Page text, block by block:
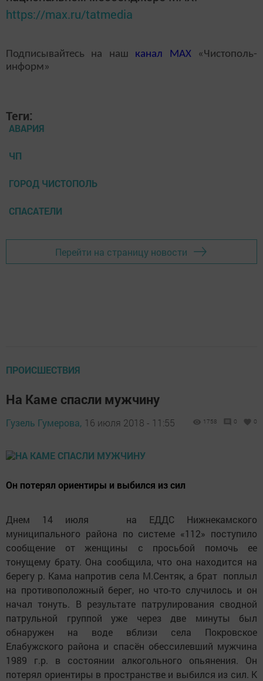
https://max.ru/tatmedia
Подписывайтесь на наш канал MAX«Чистополь-
информ»
Теги:
АВАРИЯ
ЧП
ГОРОД ЧИСТОПОЛЬ
СПАСАТЕЛИ
Перейти на страницу новости
ПРОИСШЕСТВИЯ
На Каме спасли мужчину
Гузель Гумерова, 16 июля 2018 - 11:55 1758 0 0
Он потерял ориентиры и выбился из сил
Днем 14 июля на ЕДДС Нижнекамского
муниципального района по системе «112» поступило
сообщение от женщины с просьбой помочь ее
тонущему брату. Она сообщила, что она находится на
берегу р. Кама напротив села М.Сентяк, а брат поплыл
на противоположный берег, но что-то случилось и он
начал тонуть. В результате патрулирования сводной
патрульной группой уже через две минуты был
обнаружен на воде вблизи села Покровское
Елабужского района и спасён обессилевший мужчина
1989 г.р. в состоянии алкогольного опьянения. Он
потерял ориентиры в пространстве и выбился из сил. К